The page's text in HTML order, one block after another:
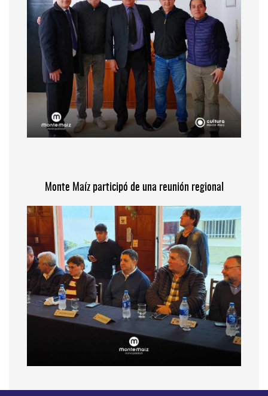
Monte Maíz participó de una reunión regional